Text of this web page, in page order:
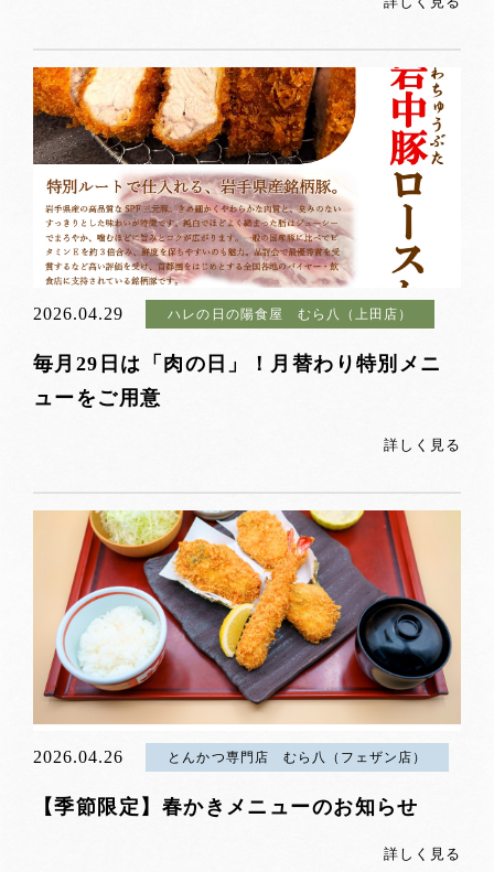
2026.04.29 ハレの日の陽食屋 むら八（上田店）
毎月29日は「肉の日」！月替わり特別メニ
ューをご用意
詳しく見る
2026.04.26 とんかつ専門店 むら八（フェザン店）
【季節限定】春かきメニューのお知らせ
詳しく見る